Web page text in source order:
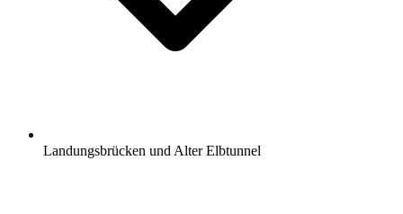
Landungsbrücken und Alter Elbtunnel